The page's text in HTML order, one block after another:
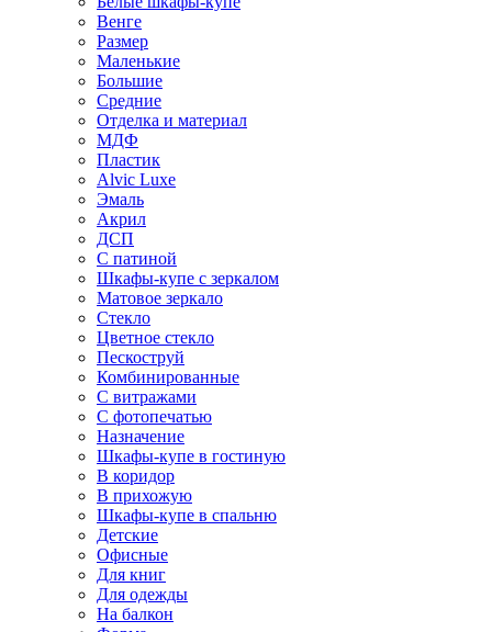
Венге
Размер
Маленькие
Большие
Средние
Отделка и материал
МДФ
Пластик
Alvic Luxe
Эмаль
Акрил
ДСП
С патиной
Шкафы-купе с зеркалом
Матовое зеркало
Стекло
Цветное стекло
Пескоструй
Комбинированные
С витражами
С фотопечатью
Назначение
Шкафы-купе в гостиную
В коридор
В прихожую
Шкафы-купе в спальню
Детские
Офисные
Для книг
Для одежды
На балкон